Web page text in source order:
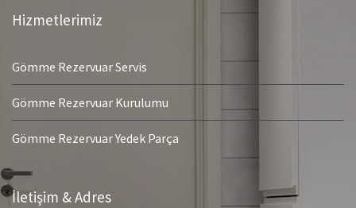
Hizmetlerimiz
Gömme Rezervuar Servis
Gömme Rezervuar Kurulumu
Gömme Rezervuar Yedek Parça
İletişim & Adres